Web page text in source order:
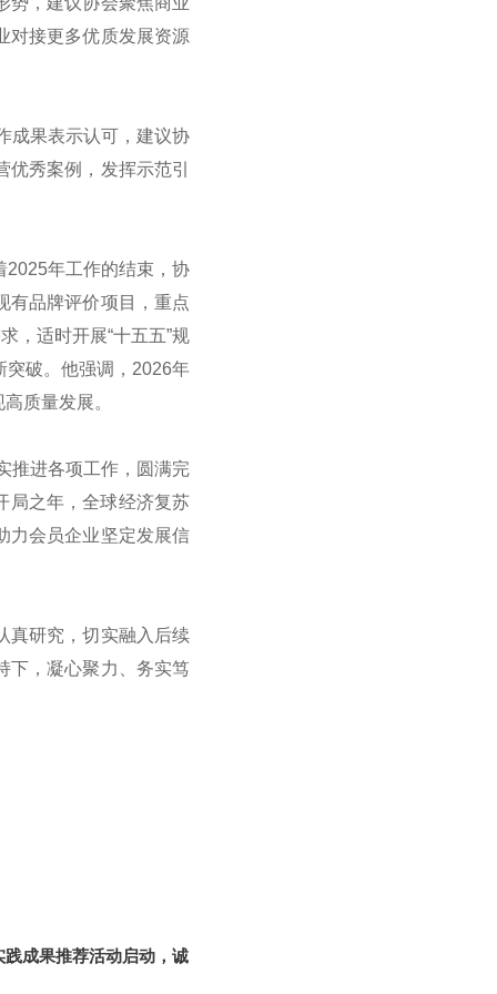
对接更多优质发展资源
成果表示认可，建议协
秀案例，发挥示范引
2025年工作的结束，协
有品牌评价项目，重点
，适时开展“十五五”规
突破。他强调，2026年
质量发展。
推进各项工作，圆满完
局之年，全球经济复苏
力会员企业坚定发展信
真研究，切实融入后续
下，凝心聚力、务实笃
成果推荐活动启动，诚